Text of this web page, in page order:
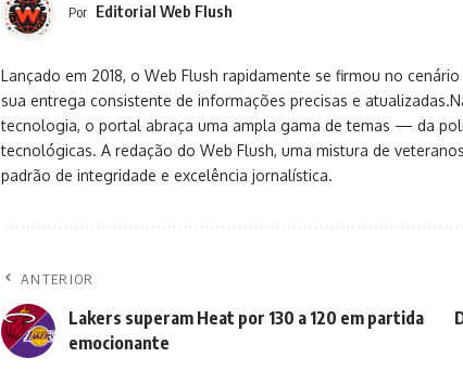
Por Editorial Web Flush
Lançado em 2018, o Web Flush rapidamente se firmou no
sua entrega consistente de informações precisas e
tecnologia, o portal abraça uma ampla gama de temas — da
tecnológicas. A redação do Web Flush, uma mistura de
padrão de integridade e excelência jornalística.
ANTERIOR
Lakers superam Heat por 130 a 120 em partida
emocionante